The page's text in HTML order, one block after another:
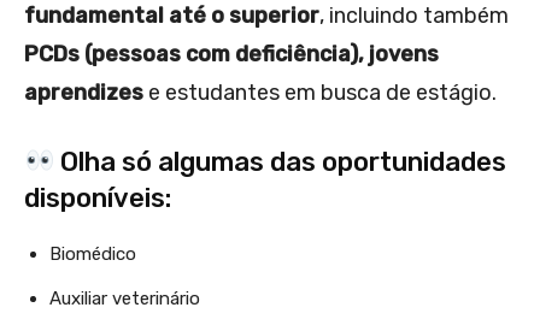
fundamental até o superior, incluindo também
PCDs (pessoas com deficiência), jovens
aprendizes e estudantes em busca de estágio.
Olha só algumas das oportunidades
disponíveis:
Biomédico
Auxiliar veterinário